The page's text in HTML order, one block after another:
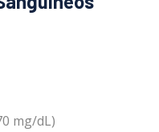
mg/dL)